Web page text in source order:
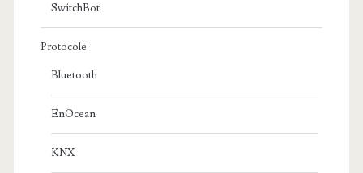
SwitchBot
Protocole
Bluetooth
EnOcean
KNX